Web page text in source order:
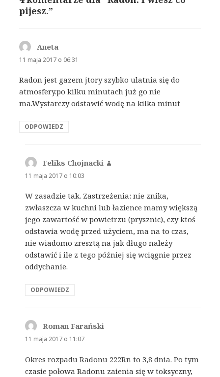
pijesz.”
Anetapisze:
11 maja 2017 o 06:31
Radon jest gazem jtory szybko ulatnia się do
atmosfery.po kilku minutach już go nie
ma.Wystarczy odstawić wodę na kilka minut
ODPOWIEDZ
Feliks Chojnacki
11 maja 2017 o 10:03
W zasadzie tak. Zastrzeżenia: nie znika,
zwłaszcza w kuchni lub łazience mamy większą
jego zawartość w powietrzu (prysznic), czy ktoś
odstawia wodę przed użyciem, ma na to czas,
nie wiadomo zresztą na jak długo należy
odstawić i ile z tego później się wciągnie przez
oddychanie.
ODPOWIEDZ
Roman Farańskipisze:
11 maja 2017 o 11:07
Okres rozpadu Radonu 222Rn to 3,8 dnia. Po tym
czasie połowa Radonu zaienia się w toksyczny,